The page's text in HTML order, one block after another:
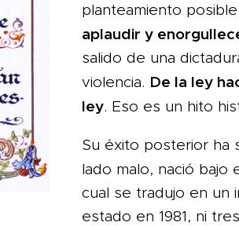
planteamiento
aplaudir y
salido de una
violencia. De la ley
ley. Eso es un hito
Su éxito posterior ha
lado malo, nació bajo
cual se tradujo en
estado en 1981, ni